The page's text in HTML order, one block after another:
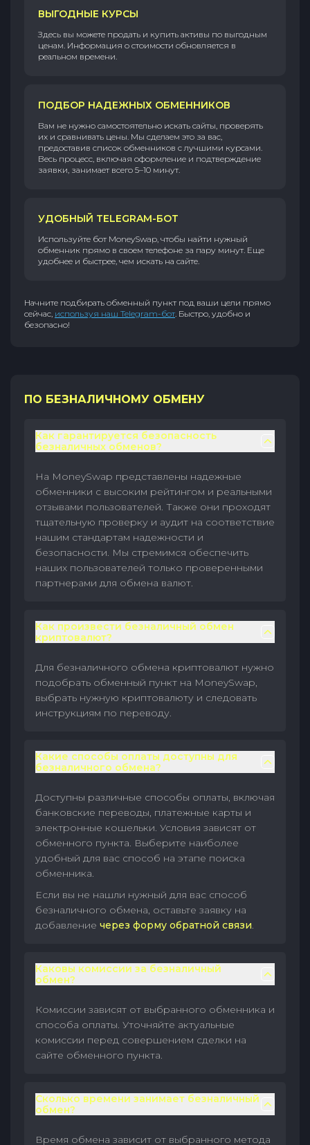
ВЫГОДНЫЕ КУРСЫ
Здесь вы можете продать и купить активы по выгодным
ценам. Информация о стоимости обновляется в
реальном времени.
ПОДБОР НАДЕЖНЫХ ОБМЕННИКОВ
Вам не нужно самостоятельно искать сайты, проверять
их и сравнивать цены. Мы сделаем это за вас,
предоставив список обменников с лучшими курсами.
Весь процесс, включая оформление и подтверждение
заявки, занимает всего 5–10 минут.
УДОБНЫЙ TELEGRAM-БОТ
Используйте бот MoneySwap, чтобы найти нужный
обменник прямо в своем телефоне за пару минут. Еще
удобнее и быстрее, чем искать на сайте.
Начните подбирать обменный пункт под ваши цели прямо
сейчас, используя наш Telegram-бот. Быстро, удобно и
безопасно!
ПО БЕЗНАЛИЧНОМУ ОБМЕНУ
Как гарантируется безопасность
безналичных обменов?
На MoneySwap представлены надежные
обменники с высоким рейтингом и реальными
отзывами пользователей. Также они проходят
тщательную проверку и аудит на соответствие
нашим стандартам надежности и
безопасности. Мы стремимся обеспечить
наших пользователей только проверенными
партнерами для обмена валют.
Как произвести безналичный обмен
криптовалют?
Для безналичного обмена криптовалют нужно
подобрать обменный пункт на MoneySwap,
выбрать нужную криптовалюту и следовать
инструкциям по переводу.
Какие способы оплаты доступны для
безналичного обмена?
Доступны различные способы оплаты, включая
банковские переводы, платежные карты и
электронные кошельки. Условия зависят от
обменного пункта. Выберите наиболее
удобный для вас способ на этапе поиска
обменника.
Если вы не нашли нужный для вас способ
безналичного обмена, оставьте заявку на
добавление через форму обратной связи.
Каковы комиссии за безналичный
обмен?
Комиссии зависят от выбранного обменника и
способа оплаты. Уточняйте актуальные
комиссии перед совершением сделки на
сайте обменного пункта.
Сколько времени занимает безналичный
обмен?
Время обмена зависит от выбранного метода